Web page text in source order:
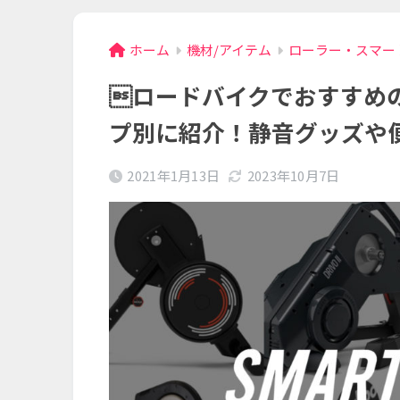
ホーム 機材/アイテム ローラー・スマ
ロードバイクでおすすめ
プ別に紹介！静音グッズ
2021年1月13日 2023年10月7日